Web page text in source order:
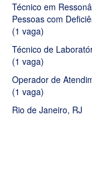
Técnico em
Pessoas com
(1 vaga)
Técnico de
(1 vaga)
Operador de
(1 vaga)
Rio de Janeiro, RJ